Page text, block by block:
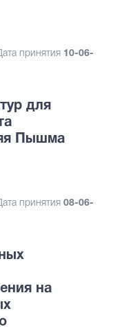
принятия 10-06-
для
Пышма
принятия 08-06-
на